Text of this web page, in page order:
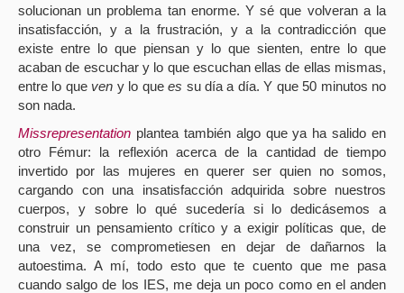
solucionan un problema tan enorme. Y sé que volveran a la
insatisfacción, y a la frustración, y a la contradicción que
existe entre lo que piensan y lo que sienten, entre lo que
acaban de escuchar y lo que escuchan ellas de ellas mismas,
entre lo que ven y lo quees su día a día. Y que 50 minutos no
son nada.
Missrepresentation plantea también algo que ya ha salido en
otro Fémur: la reflexión acerca de la cantidad de tiempo
invertido por las mujeres en querer ser quien no somos,
cargando con una insatisfacción adquirida sobre nuestros
cuerpos, y sobre lo qué sucedería si lo dedicásemos a
construir un pensamiento crítico y a exigir políticas que, de
una vez, se comprometiesen en dejar de dañarnos la
autoestima. A mí, todo esto que te cuento que me pasa
cuando salgo de los IES, me deja un poco como en el anden